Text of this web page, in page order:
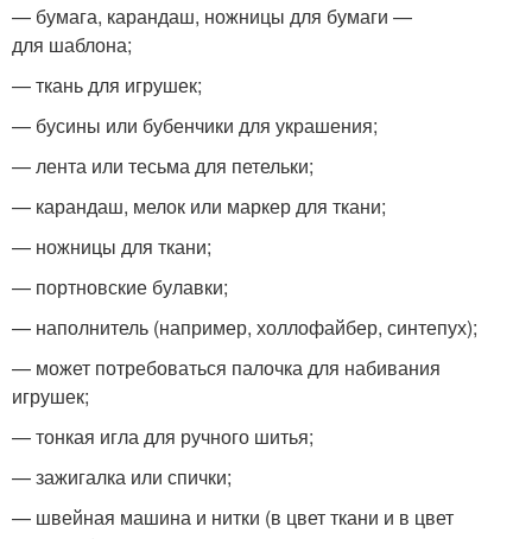
— бумага, карандаш, ножницы для бумаги —
для шаблона;
— ткань для игрушек;
— бусины или бубенчики для украшения;
— лента или тесьма для петельки;
— карандаш, мелок или маркер для ткани;
— ножницы для ткани;
— портновские булавки;
— наполнитель (например, холлофайбер, синтепух);
— может потребоваться палочка для набивания
игрушек;
— тонкая игла для ручного шитья;
— зажигалка или спички;
— швейная машина и нитки (в цвет ткани и в цвет